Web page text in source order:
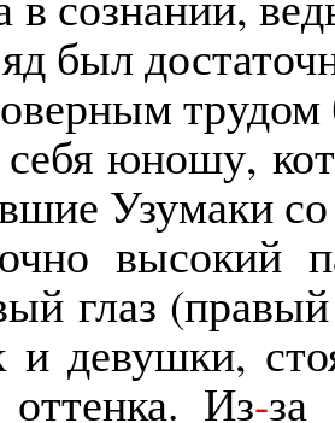
был
трудом
себя юношу,
Узумаки
высокий
глаз
и девушки,
оттенка. Из-за